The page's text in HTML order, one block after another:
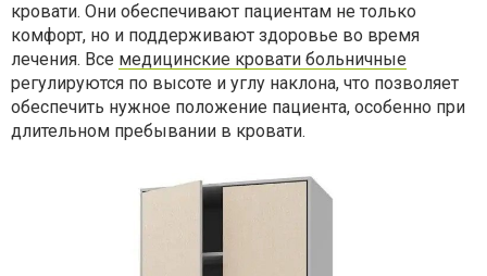
кровати. Они обеспечивают пациентам не только
комфорт, но и поддерживают здоровье во время
лечения. Все медицинские кровати больничные
регулируются по высоте и углу наклона, что позволяет
обеспечить нужное положение пациента, особенно при
длительном пребывании в кровати.